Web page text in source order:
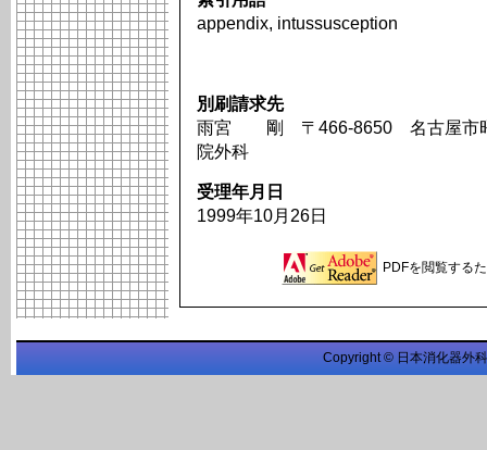
appendix, intussusception
別刷請求先
雨宮 剛 〒466-8650 名古屋市昭
院外科
受理年月日
1999年10月26日
PDFを閲覧する
Copyright © 日本消化器外